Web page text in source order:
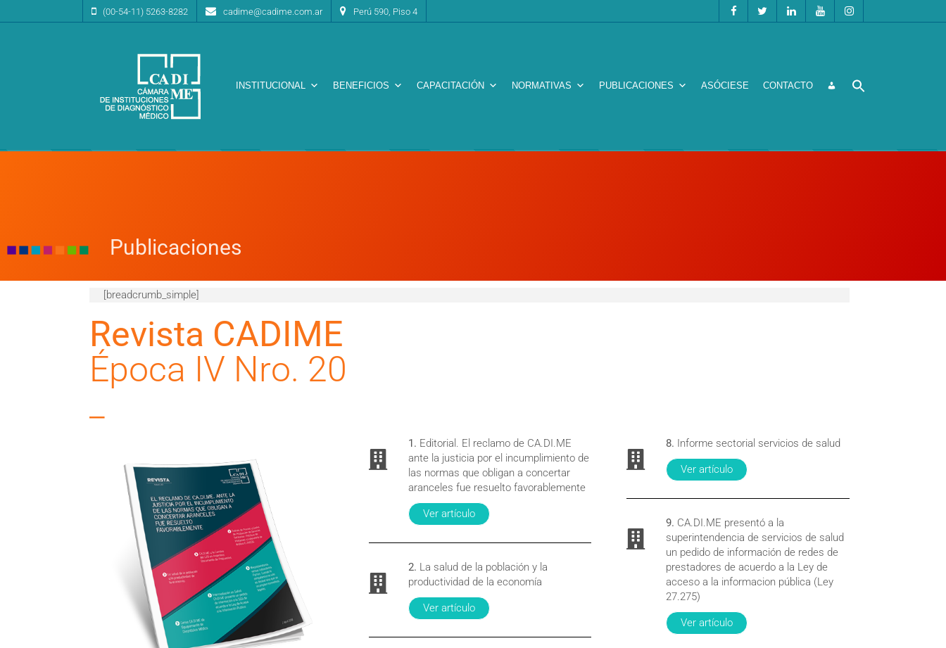
(00-54-11) 5263-8282 cadime@cadime.com.ar Perú 590, Piso 4
CA.DI.ME.
Cámara de Instituciones de Diagnóstico Médico
INSTITUCIONAL BENEFICIOS CAPACITACIÓN NORMATIVAS PUBLICACIONES ASÓCIESE CONTACTO
Publicaciones
[breadcrumb_simple]
Revista CADIME
Época IV Nro. 20
1. Editorial. El reclamo de CA.DI.ME
ante la justicia por el incumplimiento de
las normas que obligan a concertar
aranceles fue resuelto favorablemente
Ver artículo
2. La salud de la población y la
productividad de la economía
Ver artículo
8. Informe sectorial servicios de salud
Ver artículo
9. CA.DI.ME presentó a la
superintendencia de servicios de salud
un pedido de información de redes de
prestadores de acuerdo a la Ley de
acceso a la informacion pública (Ley
27.275)
Ver artículo